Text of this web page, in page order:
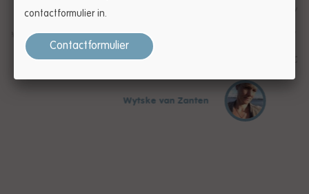
training op maat gemaakt, me overtuigd van
krachttraining en me langzaam en opnieuw laten
kennis maken met een oude liefde: hardlopen!
Wytske van Zanten
contactformulier in.
Contactformulier